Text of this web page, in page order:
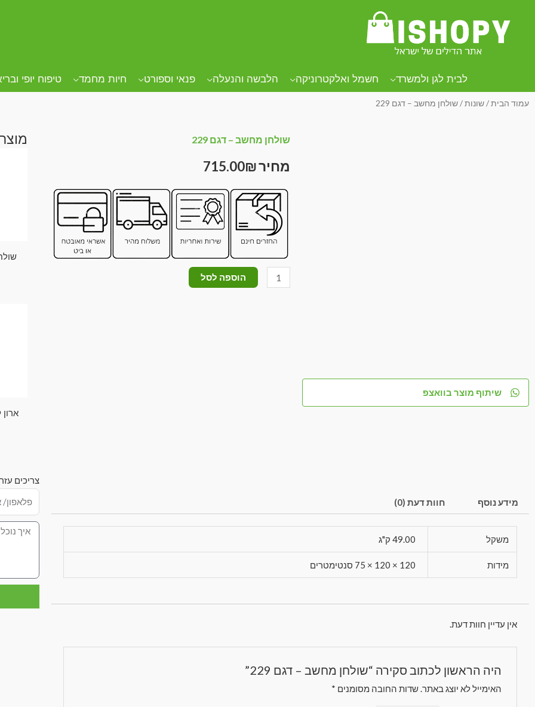
לבית לגן ולמשרד חשמל ואלקטרוניקה הלבשה והנעלה פנאי וספורט חיות מחמד טיפוח יופי
עמוד הבית/שונות/ שולחן מחשב – דגם 229
שיתוף מוצר בוואצפ
שולחן מחשב – דגם 229
715.00₪
הוספה לסל
מידע נוסף חוות דעת (0)
משקל 49.00 ק"ג
מידות 120 × 120 × 75 סנטימטרים
אין עדיין חוות דעת.
היה הראשון לכתוב סקירה “שולחן מחשב – דגם 229”
האימייל לא יוצג באתר.שדות החובה מסומנים *
צריכים